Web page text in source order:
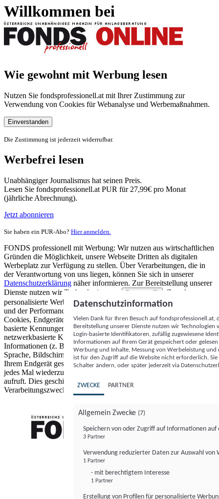
Willkommen bei
Wie gewohnt mit Werbung lesen
Nutzen Sie fondsprofessionell.at mit Ihrer Zustimmung zur
Verwendung von Cookies für Webanalyse und Werbemaßnahmen.
Einverstanden
Die Zustimmung ist jederzeit widerrufbar.
Werbefrei lesen
Unabhängiger Journalismus hat seinen Preis.
Lesen Sie fondsprofessionell.at PUR für 27,99€ pro Monat
(jährliche Abrechnung).
Jetzt abonnieren
Sie haben ein PUR-Abo? Hier anmelden.
FONDS professionell mit Werbung: Wir nutzen aus wirtschaftlichen
Gründen die Möglichkeit, unsere Webseite Dritten als digitalen
Werbeplatz zur Verfügung zu stellen. Über Verarbeitungen, die in
der Verantwortung von uns liegen, können Sie sich in unserer
Datenschutzerklärung näher informieren. Zur Bereitstellung unserer
Dienste nutzen wir Technologien von
Partnern (5)
. Zwecke:
personalisierte Werbung und Inhalte, Messung von Werbeleistung
und der Performance von Inhalten sowie Zielgruppenforschung.
Cookies, Endgeräte- oder ähnliche Online-Kennungen (z. B. login-
basierte Kennungen, zufällig generierte Kennungen,
netzwerkbasierte Kennungen) können zusammen mit anderen
Informationen (z. B. Browsertyp und Browserinformationen,
Sprache, Bildschirmgröße, unterstützte Technologien usw.) auf
Ihrem Endgerät gespeichert oder von dort ausgelesen werden, um es
jedes Mal wiederzuerkennen, wenn es eine App oder einer Webseite
aufruft. Dies geschieht für einen oder mehrere der hier aufgeführten
Verarbeitungszwecke.
Datenschutzinformation
Vielen Dank für Ihren Besuch auf
Bereitstellung unserer Dienste nutzen wir Technologien
Login-basierte Identifikatoren, zufällig zugewiesene
Informationen auf Ihrem Gerät gespeichert oder
Werbung und Inhalte, Messung von Werbeleistung
ist für den Zugriff auf die Website nicht erforderlich.
Schalter ändern, oder später jederzeit via
ZWECKE PARTNER
Allgemein Zwecke (7)
Speichern von oder Zugriff auf Informationen auf
3 Partner
Verwendung reduzierter Daten zur Auswahl von
1 Partner
- mit berechtigtem Interesse
1 Partner
Erstellung von Profilen für personalisierte
FONDS professionell